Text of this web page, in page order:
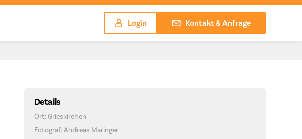
Login Kontakt & Anfrage
Details
Ort: Grieskirchen
Fotograf: Andreas Maringer